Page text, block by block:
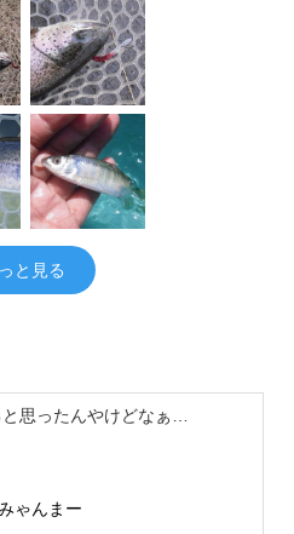
と見る
思ったんやけどなぁ…
ゃんまー